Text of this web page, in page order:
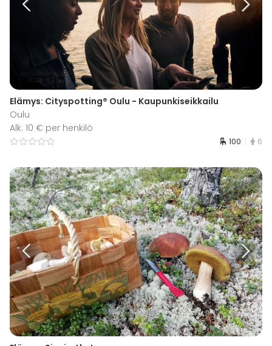
Elämys: Cityspotting® Oulu - Kaupunkiseikkailu
Oulu
Alk. 10 € per henkilö
100 6